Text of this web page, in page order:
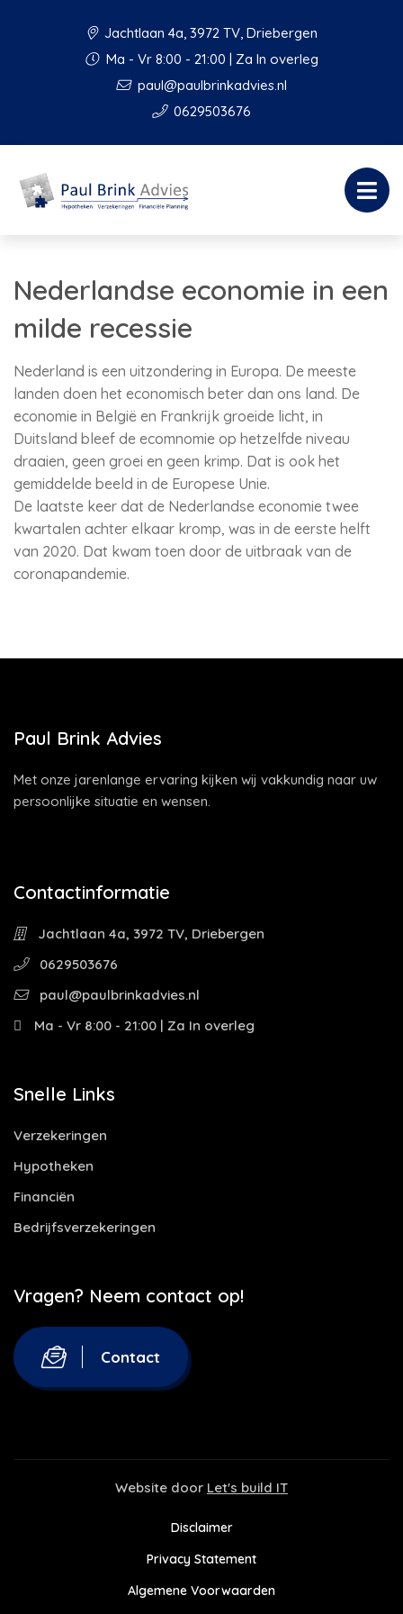
Jachtlaan 4a, 3972 TV, Driebergen
Ma - Vr 8:00 - 21:00 | Za In overleg
paul@paulbrinkadvies.nl
0629503676
Nederlandse economie in een
milde recessie
Nederland is een uitzondering in Europa. De meeste
landen doen het economisch beter dan ons land. De
economie in België en Frankrijk groeide licht, in
Duitsland bleef de ecomnomie op hetzelfde niveau
draaien, geen groei en geen krimp. Dat is ook het
gemiddelde beeld in de Europese Unie.
De laatste keer dat de Nederlandse economie twee
kwartalen achter elkaar kromp, was in de eerste helft
van 2020. Dat kwam toen door de uitbraak van de
coronapandemie.
Paul Brink Advies
Met onze jarenlange ervaring kijken wij vakkundig naar uw
persoonlijke situatie en wensen.
Contactinformatie
Jachtlaan 4a, 3972 TV, Driebergen
0629503676
paul@paulbrinkadvies.nl
Ma - Vr 8:00 - 21:00 | Za In overleg
Snelle Links
Verzekeringen
Hypotheken
Financiën
Bedrijfsverzekeringen
Vragen? Neem contact op!
Contact
Website door Let's build IT
Disclaimer
Privacy Statement
Algemene Voorwaarden